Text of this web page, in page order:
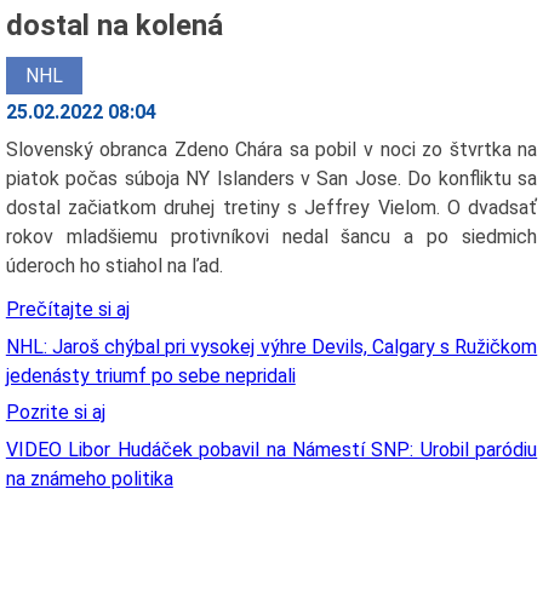
dostal na kolená
NHL
25.02.2022 08:04
Slovenský obranca Zdeno Chára sa pobil v noci zo štvrtka na
piatok počas súboja NY Islanders v San Jose. Do konfliktu sa
dostal začiatkom druhej tretiny s Jeffrey Vielom. O dvadsať
rokov mladšiemu protivníkovi nedal šancu a po siedmich
úderoch ho stiahol na ľad.
Prečítajte si aj
NHL: Jaroš chýbal pri vysokej výhre Devils, Calgary s Ružičkom
jedenásty triumf po sebe nepridali
Pozrite si aj
VIDEO Libor Hudáček pobavil na Námestí SNP: Urobil paródiu
na známeho politika